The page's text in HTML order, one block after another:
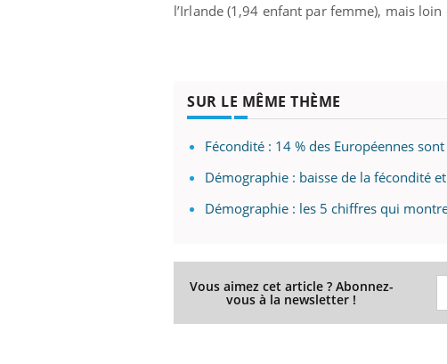
l’Irlande (1,94 enfant par femme), mais
SUR LE MÊME THÈME
Fécondité : 14 % des Européennes
Démographie : baisse de la fécondité
Démographie : les 5 chiffres qui
Vous aimez cet article ? Abonnez-
vous à la newsletter !